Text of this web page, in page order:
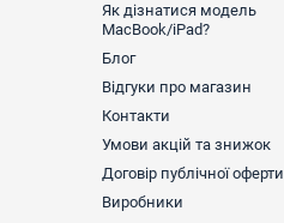
Як дізнатися модель
MacBook/iPad?
Блог
Відгуки про магазин
Контакти
Умови акцій та знижок
Договір публічної оферти
Виробники